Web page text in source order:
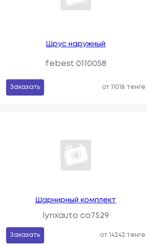
Шрус наружный
febest 0110058
Заказать от 11018 тенге
Шарнирный комплект
lynxauto co7529
Заказать от 14242 тенге